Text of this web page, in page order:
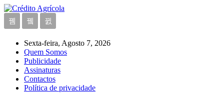
Sexta-feira, Agosto 7, 2026
Quem Somos
Publicidade
Assinaturas
Contactos
Política de privacidade